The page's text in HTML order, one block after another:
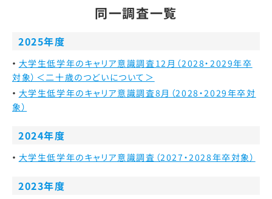
同一調査一覧
2025年度
大学生低学年のキャリア意識調査12月（2028・2029年卒
対象）＜二十歳のつどいについて＞
大学生低学年のキャリア意識調査8月（2028・2029年卒対
象）
2024年度
大学生低学年のキャリア意識調査（2027・2028年卒対象）
2023年度